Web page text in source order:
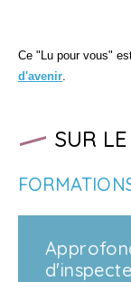
Ce "Lu pour vous"
d'avenir
SUR